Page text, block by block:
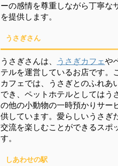
ーの感情を尊重しながら丁寧な
を提供します。
うさぎさん
うさぎさんは、 うさぎカフェや
テルを運営しているお店です。
カフェでは、うさぎとのふれあ
でき、ペットホテルとしてはう
の他の小動物の一時預かりサー
供しています。愛らしいうさぎ
交流を楽しむことができるスポ
す。
しあわせの駅